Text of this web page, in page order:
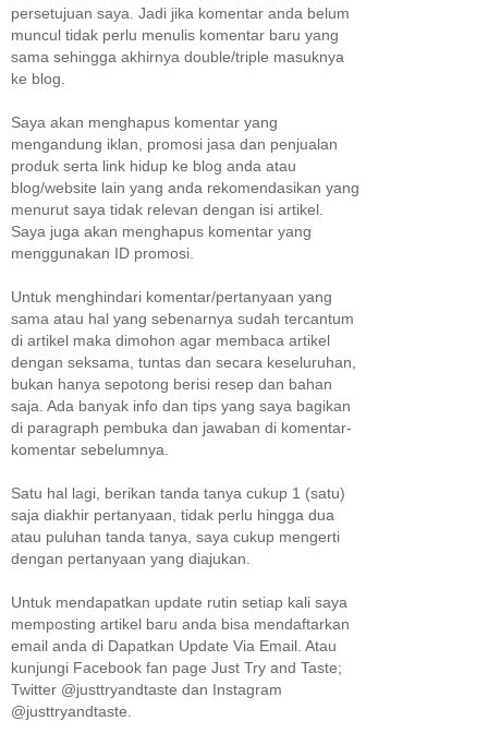
persetujuan saya. Jadi jika komentar anda belum
muncul tidak perlu menulis komentar baru yang
sama sehingga akhirnya double/triple masuknya
ke blog.
Saya akan menghapus komentar yang
mengandung iklan, promosi jasa dan penjualan
produk serta link hidup ke blog anda atau
blog/website lain yang anda rekomendasikan yang
menurut saya tidak relevan dengan isi artikel.
Saya juga akan menghapus komentar yang
menggunakan ID promosi.
Untuk menghindari komentar/pertanyaan yang
sama atau hal yang sebenarnya sudah tercantum
di artikel maka dimohon agar membaca artikel
dengan seksama, tuntas dan secara keseluruhan,
bukan hanya sepotong berisi resep dan bahan
saja. Ada banyak info dan tips yang saya bagikan
di paragraph pembuka dan jawaban di komentar-
komentar sebelumnya.
Satu hal lagi, berikan tanda tanya cukup 1 (satu)
saja diakhir pertanyaan, tidak perlu hingga dua
atau puluhan tanda tanya, saya cukup mengerti
dengan pertanyaan yang diajukan.
Untuk mendapatkan update rutin setiap kali saya
memposting artikel baru anda bisa mendaftarkan
email anda di Dapatkan Update Via Email. Atau
kunjungi Facebook fan page Just Try and Taste;
Twitter @justtryandtaste dan Instagram
@justtryandtaste.